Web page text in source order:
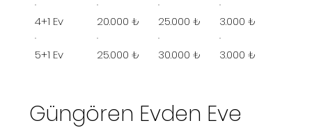
4+1 Ev 20.000 ₺ 25.000 ₺ 3.000 ₺
5+1 Ev 25.000 ₺ 30.000 ₺ 3.000 ₺
Güngören Evden Eve